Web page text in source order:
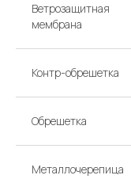
Ветрозащитная
мембрана
Контр-обрешетка
Обрешетка
Металлочерепица
ВЫСТАВОЧНЫЙ ДОМ Д/01
Перезвоните мне